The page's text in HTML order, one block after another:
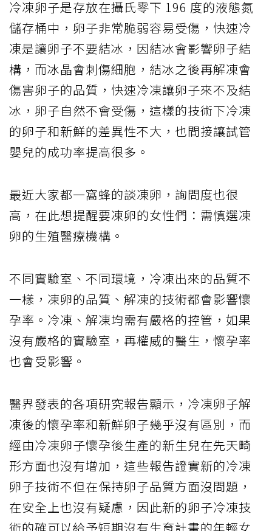
冷凍卵子是存放在攝氏零下 196 度的液態氮
儲存桶中，卵子非常脆弱容易受傷，快速冷
凍是讓卵子不要結冰，因結冰會影響卵子結
構，而冰晶會刺傷細胞，結冰之後再解凍會
傷害卵子的品質，快速冷凍讓卵子來不及結
冰，卵子自然不會受傷，這樣的技術下冷凍
的卵子和新鮮的差異性不大，也間接讓試管
嬰兒的成功率提高很多。
最近大家都一窩蜂的談凍卵，詢問度也很
高，在此想提醒要凍卵的女性們：需慎選凍
卵的生殖醫療機構。
不同實驗室、不同環境，冷凍出來的品質不
一樣，凍卵的品質、解凍的技術都會影響懷
孕率。冷凍、解凍均需有嚴格的控管，如果
沒有嚴格的實驗室，再權威的醫生，懷孕率
也會受影響。
醫界發表的各項研究報告顯示，冷凍卵子解
凍後的懷孕率和新鮮卵子幾乎沒有區別，而
經由冷凍卵子懷孕後生產的新生兒在先天畸
形方面也沒有增加，這些報告證實新的冷凍
卵子技術不但在保持卵子品質方面沒問題，
在安全上也沒有疑慮，因此新的卵子冷凍技